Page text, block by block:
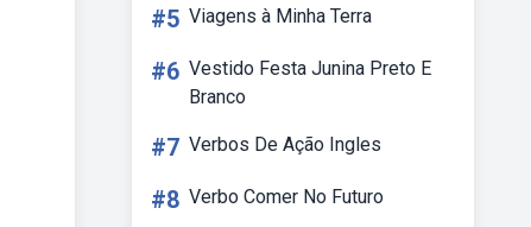
#5 Viagens à Minha Terra
#6 Vestido Festa Junina Preto E
Branco
#7 Verbos De Ação Ingles
#8 Verbo Comer No Futuro